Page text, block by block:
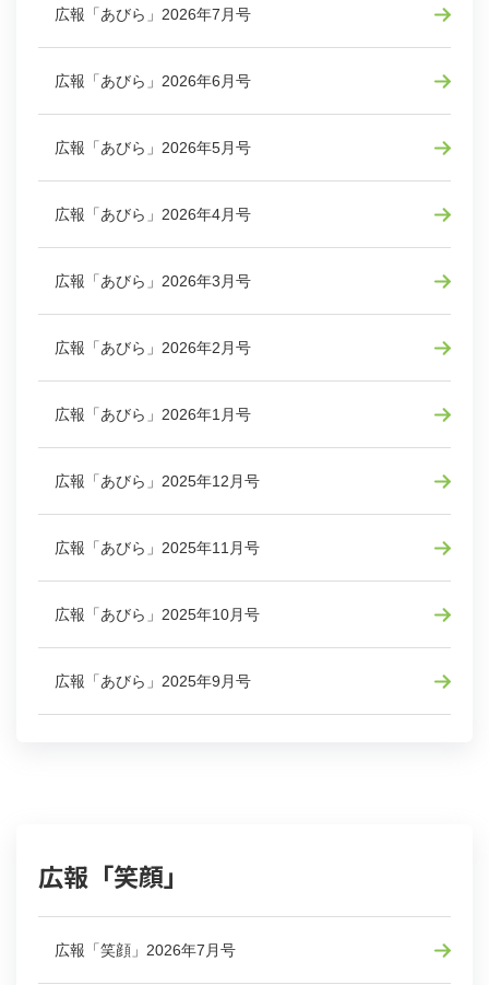
広報「あびら」2026年7月号
広報「あびら」2026年6月号
広報「あびら」2026年5月号
広報「あびら」2026年4月号
広報「あびら」2026年3月号
広報「あびら」2026年2月号
広報「あびら」2026年1月号
広報「あびら」2025年12月号
広報「あびら」2025年11月号
広報「あびら」2025年10月号
広報「あびら」2025年9月号
広報「笑顔」
広報「笑顔」2026年7月号